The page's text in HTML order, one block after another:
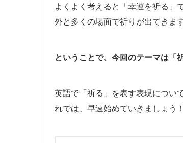
よくよく考えると「幸運を祈る」
外と多くの場面で祈りが出てきま
ということで、今回のテーマは「
英語で「祈る」を表す表現につい
れでは、早速始めていきましょう！